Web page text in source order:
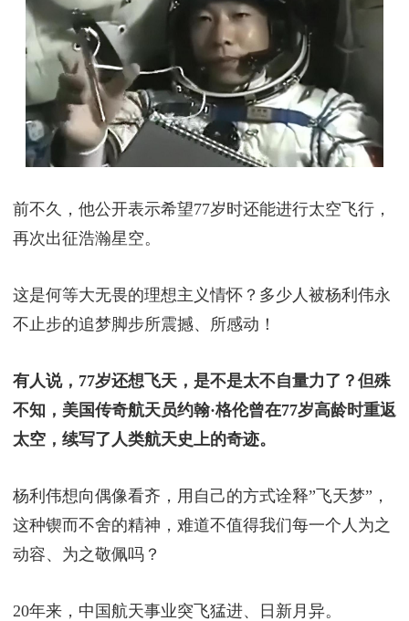
前不久，他公开表示希望77岁时还能进行太空飞行，
再次出征浩瀚星空。
这是何等大无畏的理想主义情怀？多少人被杨利伟永
不止步的追梦脚步所震撼、所感动！
有人说，77岁还想飞天，是不是太不自量力了？但殊
不知，美国传奇航天员约翰·格伦曾在77岁高龄时重返
太空，续写了人类航天史上的奇迹。
杨利伟想向偶像看齐，用自己的方式诠释”飞天梦”，
这种锲而不舍的精神，难道不值得我们每一个人为之
动容、为之敬佩吗？
20年来，中国航天事业突飞猛进、日新月异。